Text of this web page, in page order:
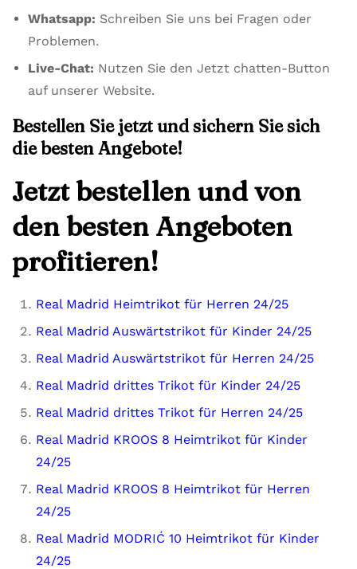
Whatsapp: Schreiben Sie uns bei Fragen oder
Problemen.
Live-Chat: Nutzen Sie den Jetzt chatten-Button
auf unserer Website.
Bestellen Sie jetzt und sichern Sie sich
die besten Angebote!
Jetzt bestellen und von
den besten Angeboten
profitieren!
Real Madrid Heimtrikot für Herren 24/25
Real Madrid Auswärtstrikot für Kinder 24/25
Real Madrid Auswärtstrikot für Herren 24/25
Real Madrid drittes Trikot für Kinder 24/25
Real Madrid drittes Trikot für Herren 24/25
Real Madrid KROOS 8 Heimtrikot für Kinder
24/25
Real Madrid KROOS 8 Heimtrikot für Herren
24/25
Real Madrid MODRIĆ 10 Heimtrikot für Kinder
24/25